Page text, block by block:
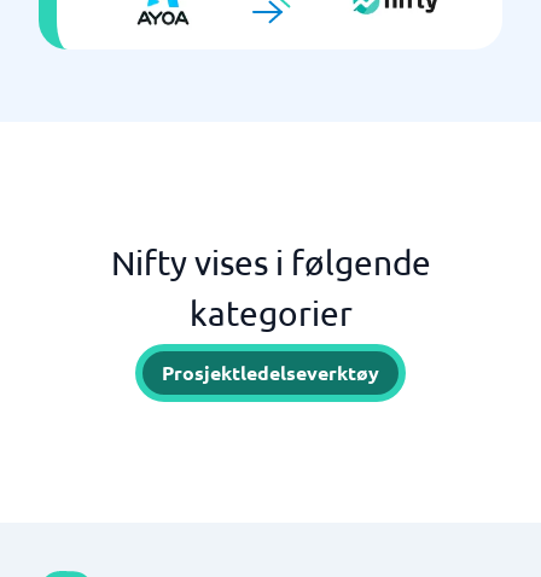
Nifty vises i følgende
kategorier
Prosjektledelseverktøy